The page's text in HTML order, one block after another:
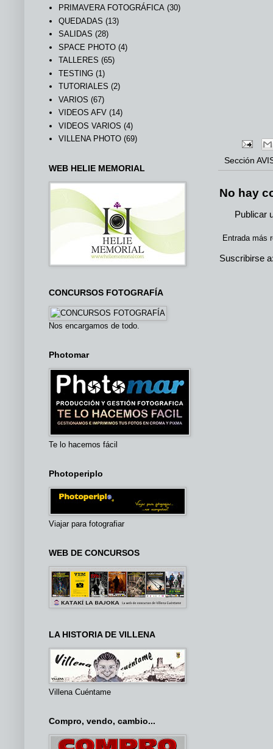
Sección
No hay
Publicar
Entrada más
Suscribirse
PRIMAVERA FOTOGRÁFICA (30)
QUEDADAS (13)
SALIDAS (28)
SPACE PHOTO (4)
TALLERES (65)
TESTING (1)
TUTORIALES (2)
VARIOS (67)
VIDEOS AFV (14)
VIDEOS VARIOS (4)
VILLENA PHOTO (69)
WEB HELIE MEMORIAL
CONCURSOS FOTOGRAFÍA
Nos encargamos de todo.
Photomar
Te lo hacemos fácil
Photoperiplo
Viajar para fotografiar
WEB DE CONCURSOS
LA HISTORIA DE VILLENA
Villena Cuéntame
Compro, vendo, cambio...